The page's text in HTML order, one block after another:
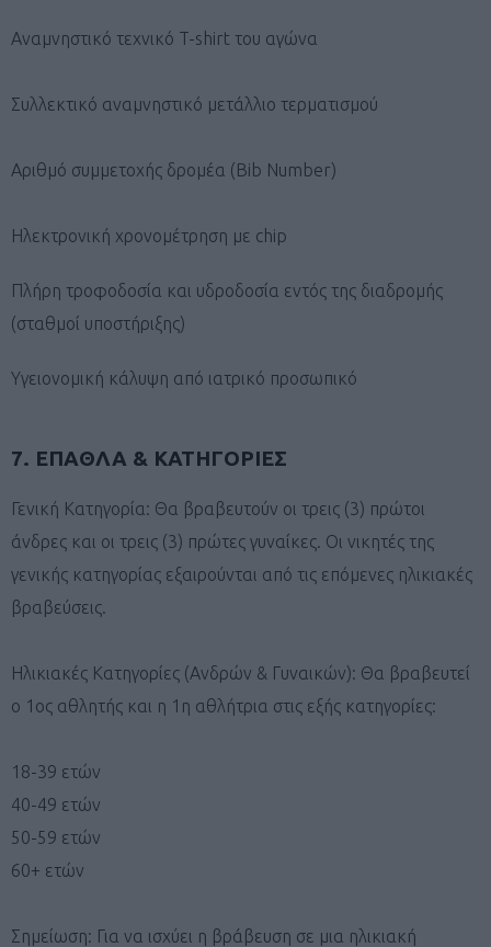
Αναμνηστικό τεχνικό T-shirt του αγώνα
Συλλεκτικό αναμνηστικό μετάλλιο τερματισμού
Αριθμό συμμετοχής δρομέα (Bib Number)
Ηλεκτρονική χρονομέτρηση με chip
Πλήρη τροφοδοσία και υδροδοσία εντός της διαδρομής
(σταθμοί υποστήριξης)
Υγειονομική κάλυψη από ιατρικό προσωπικό
7. ΕΠΑΘΛΑ & ΚΑΤΗΓΟΡΙΕΣ
Γενική Κατηγορία: Θα βραβευτούν οι τρεις (3) πρώτοι
άνδρες και οι τρεις (3) πρώτες γυναίκες. Οι νικητές της
γενικής κατηγορίας εξαιρούνται από τις επόμενες ηλικιακές
βραβεύσεις.
Ηλικιακές Κατηγορίες (Ανδρών & Γυναικών): Θα βραβευτεί
ο 1ος αθλητής και η 1η αθλήτρια στις εξής κατηγορίες:
18-39 ετών
40-49 ετών
50-59 ετών
60+ ετών
Σημείωση: Για να ισχύει η βράβευση σε μια ηλικιακή